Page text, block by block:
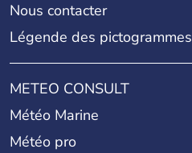
Nous contacter
Légende des pictogrammes
METEO CONSULT
Météo Marine
Météo pro